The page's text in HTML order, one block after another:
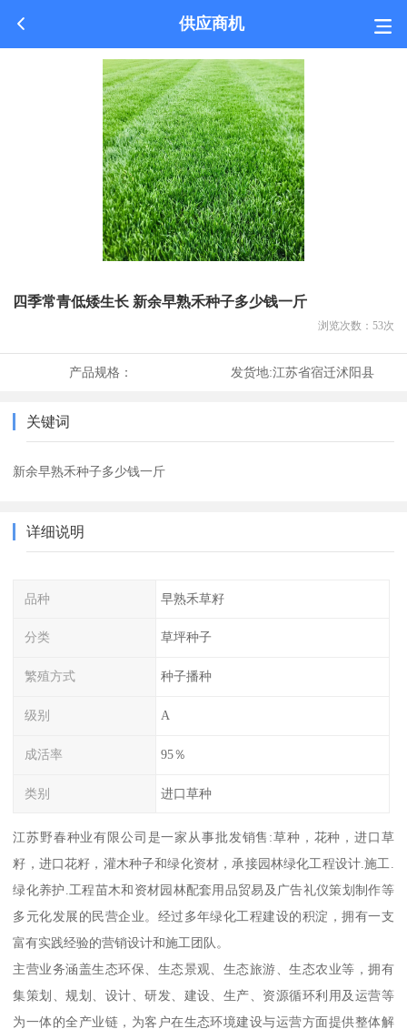
供应商机
四季常青低矮生长 新余早熟禾种子多少钱一斤
浏览次数： 53次
产品规格： 发货地:江苏省宿迁沭阳县
关键词
新余早熟禾种子多少钱一斤
详细说明
品种 早熟禾草籽
分类 草坪种子
繁殖方式 种子播种
级别 A
成活率 95％
类别 进口草种
江苏野春种业有限公司是一家从事批发销售:草种，花种，进口草
籽，进口花籽，灌木种子和绿化资材，承接园林绿化工程设计.施工.
绿化养护.工程苗木和资材园林配套用品贸易及广告礼仪策划制作等
多元化发展的民营企业。经过多年绿化工程建设的积淀，拥有一支
富有实践经验的营销设计和施工团队。
主营业务涵盖生态环保、生态景观、生态旅游、生态农业等，拥有
集策划、规划、设计、研发、建设、生产、资源循环利用及运营等
为一体的全产业链，为客户在生态环境建设与运营方面提供整体解